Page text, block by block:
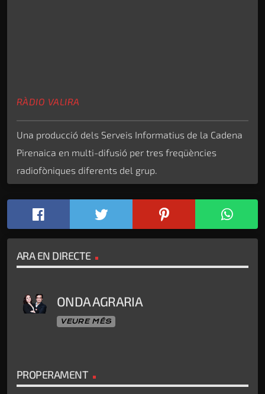
RÀDIO VALIRA
Una producció dels Serveis Informatius de la Cadena
Pirenaica en multi-difusió per tres freqüències
radiofòniques diferents del grup.
ARA EN DIRECTE
ONDA AGRARIA
VEURE MÉS
PROPERAMENT